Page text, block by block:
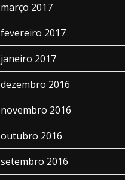
março 2017
fevereiro 2017
janeiro 2017
dezembro 2016
novembro 2016
outubro 2016
setembro 2016